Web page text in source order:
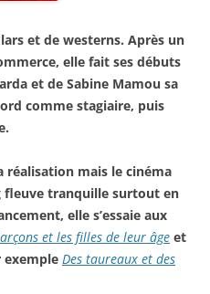
et de westerns. Après un
elle fait ses débuts
et de Sabine Mamou sa
comme stagiaire, puis
réalisation mais le cinéma
fleuve tranquille surtout en
elle s’essaie aux
et les filles de leur âge et
exemple Des taureaux et des